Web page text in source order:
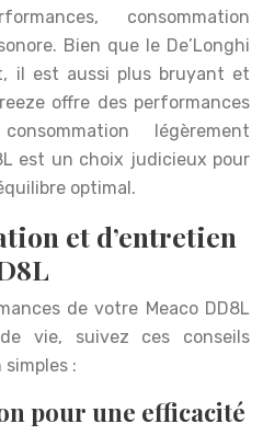
consommation
Bien que le De’Longhi
il est aussi plus bruyant et
offre des performances
légèrement
est un choix judicieux pour
optimal.
et d’entretien
de votre Meaco DD8L
vie, suivez ces conseils
:
pour une efficacité